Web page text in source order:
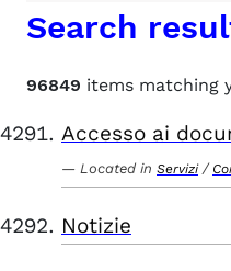
Search
96849 items matching
Accesso ai
Located in Servizi /
Notizie